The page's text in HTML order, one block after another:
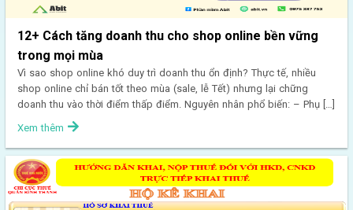
12+ Cách tăng doanh thu cho shop online bền vững
trong mọi mùa
Vì sao shop online khó duy trì doanh thu ổn định? Thực tế, nhiều
shop online chỉ bán tốt theo mùa (sale, lễ Tết) nhưng lại chững
doanh thu vào thời điểm thấp điểm. Nguyên nhân phổ biến: – Phụ […]
Xem thêm